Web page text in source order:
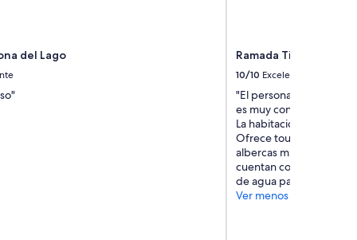
del Lago Ramada Tikal Isla De
10/10 Excelente
"El personal fue súper
es muy conveniente, a
La habitación limpia,
Ofrece tour con costo
albercas muy limpias,
cuentan con regadera.
de agua para rellenar
Ver menos